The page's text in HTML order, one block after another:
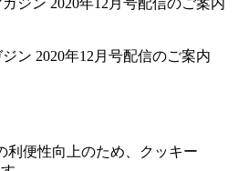
ン 2020年12月号配信のご案内
利便性向上のため、クッキー